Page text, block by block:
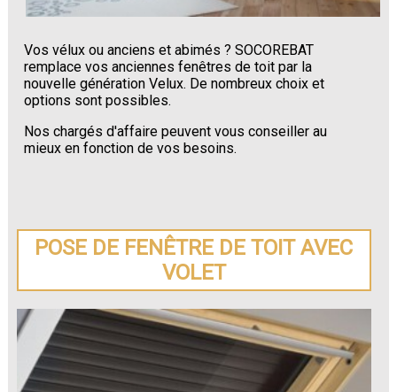
Vos vélux ou anciens et abimés ? SOCOREBAT
remplace vos anciennes fenêtres de toit par la
nouvelle génération Velux. De nombreux choix et
options sont possibles.
Nos chargés d'affaire peuvent vous conseiller au
mieux en fonction de vos besoins.
POSE DE FENÊTRE DE TOIT AVEC
VOLET